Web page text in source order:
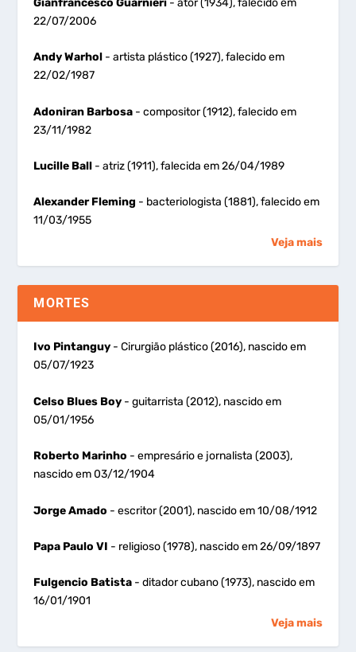
22/07/2006
Andy Warhol - artista plástico (1927), falecido em
22/02/1987
Adoniran Barbosa - compositor (1912), falecido em
23/11/1982
Lucille Ball - atriz (1911), falecida em 26/04/1989
Alexander Fleming - bacteriologista (1881), falecido em
11/03/1955
Veja mais
MORTES
Ivo Pintanguy - Cirurgião plástico (2016), nascido em
05/07/1923
Celso Blues Boy - guitarrista (2012), nascido em
05/01/1956
Roberto Marinho - empresário e jornalista (2003),
nascido em 03/12/1904
Jorge Amado - escritor (2001), nascido em 10/08/1912
Papa Paulo VI - religioso (1978), nascido em 26/09/1897
Fulgencio Batista - ditador cubano (1973), nascido em
16/01/1901
Veja mais